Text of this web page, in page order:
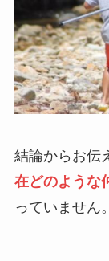
結論からお伝
在どのような
っていません。